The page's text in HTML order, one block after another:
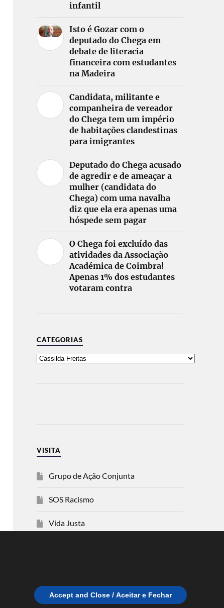
infantil
Isto é Gozar com o
deputado do Chega em
debate de literacia
financeira com estudantes
na Madeira
Candidata, militante e
companheira de vereador
do Chega tem um império
de habitações clandestinas
para imigrantes
Deputado do Chega acusado
de agredir e de ameaçar a
mulher (candidata do
Chega) com uma navalha
diz que ela era apenas uma
hóspede sem pagar
O Chega foi excluído das
atividades da Associação
Académica de Coimbra!
Apenas 1% dos estudantes
votaram contra
CATEGORIAS
VISITA
Grupo de Ação Conjunta
SOS Racismo
Vida Justa
Accept and Close / Aceitar e Fechar